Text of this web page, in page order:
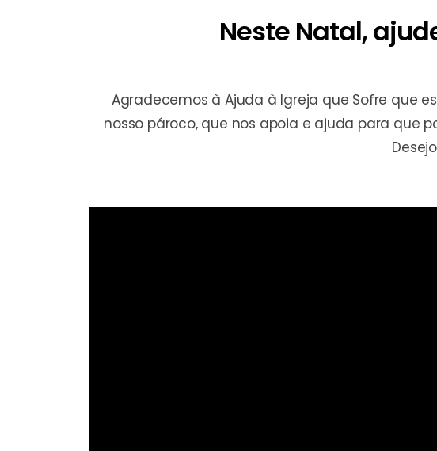
Neste Natal,
Agradecemos à Ajuda à Igreja que Sofre que
nosso pároco, que nos apoia e ajuda para que